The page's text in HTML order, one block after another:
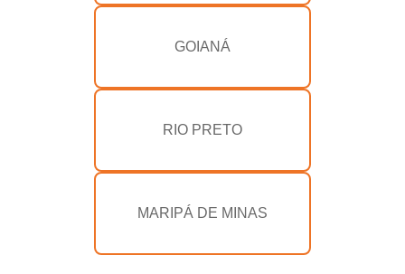
GOIANÁ
RIO PRETO
MARIPÁ DE MINAS